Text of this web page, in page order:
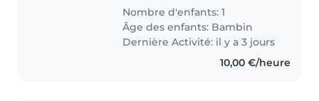
23heures possibilité de
hébergement merci de me
contacter..
Nombre d'enfants: 1
Âge des enfants: Bambin
Dernière Activité: il y a 3 jours
10,00 €/heure